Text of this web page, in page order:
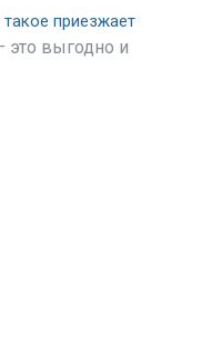
приезжает
это выгодно и